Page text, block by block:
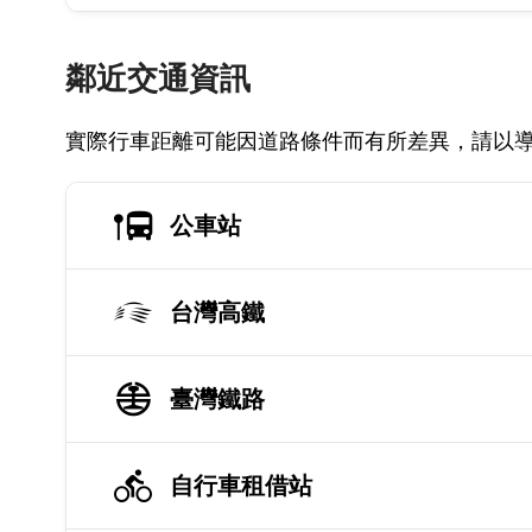
鄰近交通資訊
實際行車距離可能因道路條件而有所差異，請以
公車站
台灣高鐵
臺灣鐵路
自行車租借站